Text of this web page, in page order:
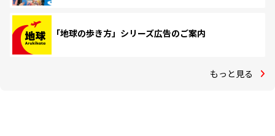
「地球の歩き方」シリーズ広告のご案内
もっと見る